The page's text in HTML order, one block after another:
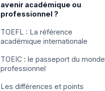
avenir académique ou
professionnel ?
TOEFL : La référence
académique internationale
TOEIC : le passeport du monde
professionnel
Les différences et points